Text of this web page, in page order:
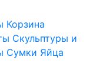
Корзина
Скульптуры и
Сумки Яйца